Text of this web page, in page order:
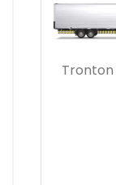
Tronton